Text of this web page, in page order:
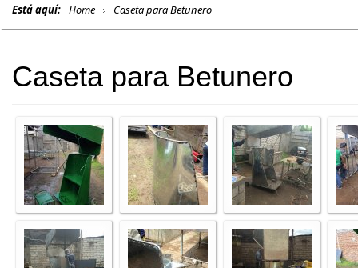
Está aquí: Home Caseta para Betunero
Caseta para Betunero